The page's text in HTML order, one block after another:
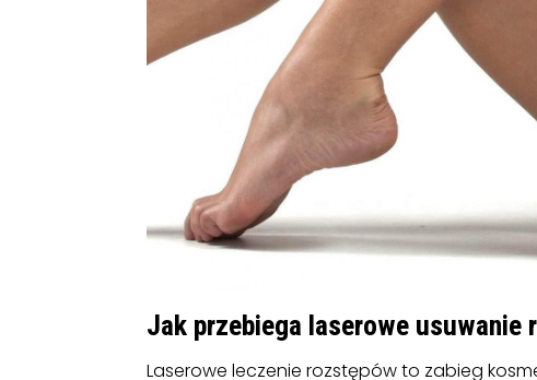
Jak przebiega laserowe usuwanie
Laserowe leczenie rozstępów to zabieg